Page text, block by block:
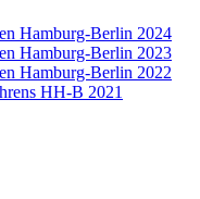
Hamburg-Berlin 2024
Hamburg-Berlin 2023
Hamburg-Berlin 2022
HH-B 2021